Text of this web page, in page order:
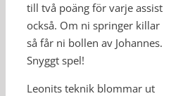
till två poäng för varje assist
också. Om ni springer killar
så får ni bollen av Johannes.
Snyggt spel!
Leonits teknik blommar ut